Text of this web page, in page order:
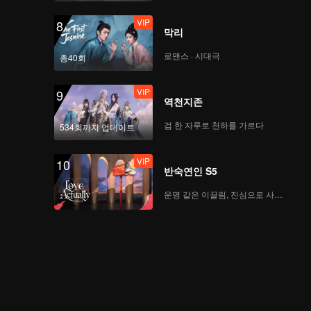
8
총40회
VIP
막리
로맨스 · 시대극
9
534회까지 업데이트
VIP
역천지존
검 한 자루로 천하를 가르다
10 VIP
반숙연인 S5
운명 같은 이끌림, 진심으로 사랑하다